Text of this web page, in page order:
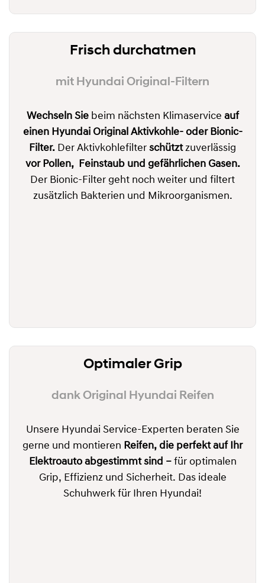
Frisch durchatmen
mit Hyundai Original-Filtern
Wechseln Siebeim nächsten Klimaservice auf
einen Hyundai Original Aktivkohle- oder Bionic-
Filter. Der Aktivkohlefilter schütztzuverlässig
vor Pollen, Feinstaub und gefährlichen Gasen.
Der Bionic-Filter geht noch weiter und filtert
zusätzlich Bakterien und Mikroorganismen.
Optimaler Grip
dank Original Hyundai Reifen
Unsere Hyundai Service-Experten beraten Sie
gerne und montieren Reifen, die perfekt auf Ihr
Elektroauto abgestimmt sind –für optimalen
Grip, Effizienz und Sicherheit. Das ideale
Schuhwerk für Ihren Hyundai!